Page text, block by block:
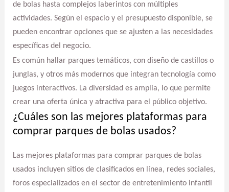
de bolas hasta complejos laberintos con múltiples
actividades. Según el espacio y el presupuesto disponible, se
pueden encontrar opciones que se ajusten a las necesidades
específicas del negocio.
Es común hallar parques temáticos, con diseño de castillos o
junglas, y otros más modernos que integran tecnología como
juegos interactivos. La diversidad es amplia, lo que permite
crear una oferta única y atractiva para el público objetivo.
¿Cuáles son las mejores plataformas para
comprar parques de bolas usados?
Las mejores plataformas para comprar parques de bolas
usados incluyen sitios de clasificados en línea, redes sociales,
foros especializados en el sector de entretenimiento infantil